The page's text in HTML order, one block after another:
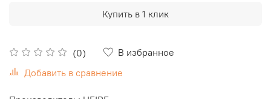
(0)
В избранное
Добавить в сравнение
Купить в 1 клик